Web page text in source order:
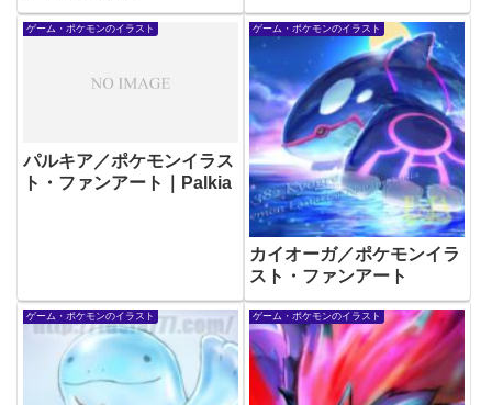
ゲーム・ポケモンのイラスト
パルキア／ポケモンイラス
ト・ファンアート｜Palkia
ゲーム・ポケモンのイラスト
カイオーガ／ポケモンイラ
スト・ファンアート
ゲーム・ポケモンのイラスト ゲーム・ポケモンのイラスト